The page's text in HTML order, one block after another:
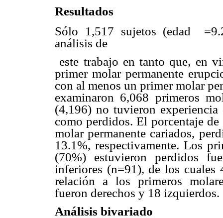
Resultados
Sólo 1,517 sujetos (edad
análisis de
este trabajo en tanto que, en
primer molar permanente
con al menos un primer molar
examinaron 6,068 primeros
(4,196) no tuvieron
como perdidos. El porcentaje
molar permanente cariados,
13.1%, respectivamente. Los
(70%) estuvieron perdidos
inferiores (n=91), de los
relación a los primeros
fueron derechos y 18 izquierdos.
Análisis bivariado